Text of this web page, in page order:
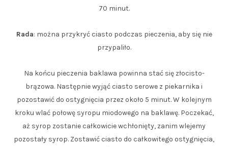
70 minut.
Rada: można przykryć ciasto podczas pieczenia, aby się nie
przypaliło.
Na końcu pieczenia baklawa powinna stać się złocisto-
brązowa. Następnie wyjąć ciasto serowe z piekarnika i
pozostawić do ostygnięcia przez około 5 minut. W kolejnym
kroku wlać połowę syropu miodowego na baklawę. Poczekać,
aż syrop zostanie całkowicie wchłonięty, zanim wlejemy
pozostały syrop. Zostawić ciasto do całkowitego ostygnięcia,